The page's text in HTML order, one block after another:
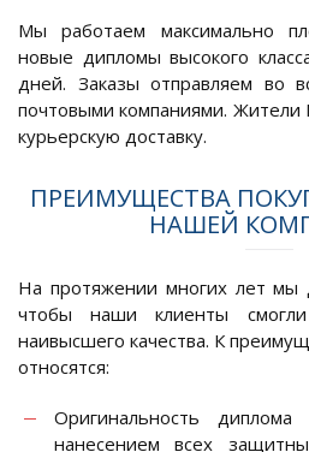
Мы работаем максимально
новые дипломы высокого
дней. Заказы отправляем во
почтовыми компаниями.
курьерскую доставку.
ПРЕИМУЩЕСТВА
НАШЕЙ
На протяжении многих лет мы
чтобы наши клиенты
наивысшего качества. К
относятся:
Оригинальность
нанесением всех